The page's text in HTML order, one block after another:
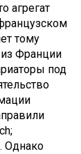
агрегат
тому
из Франции
под
Однако